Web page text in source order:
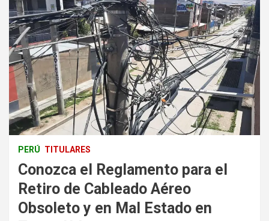
PERÚ TITULARES
Conozca el Reglamento para el
Retiro de Cableado Aéreo
Obsoleto y en Mal Estado en